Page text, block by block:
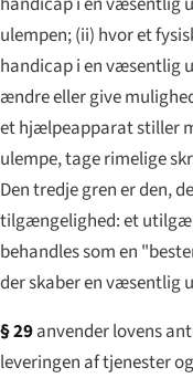
ulempen; (ii) hvor et
handicap i en væsentlig
ændre eller give
et hjælpeapparat stiller
ulempe, tage rimelige
Den tredje gren er den,
tilgængelighed: et
behandles som en
der skaber en væsentlig
§ 29anvender lovens
leveringen af tjenester